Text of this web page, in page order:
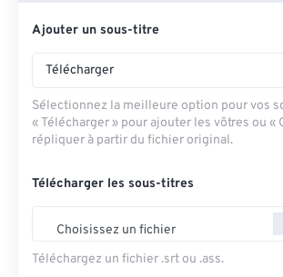
Ajouter un sous-titre
Télécharger
Sélectionnez la meilleure option pour vos
« Télécharger » pour ajouter les vôtres ou «
répliquer à partir du fichier original.
Télécharger les sous-titres
Choisissez un fichier
Téléchargez un fichier .srt ou .ass.